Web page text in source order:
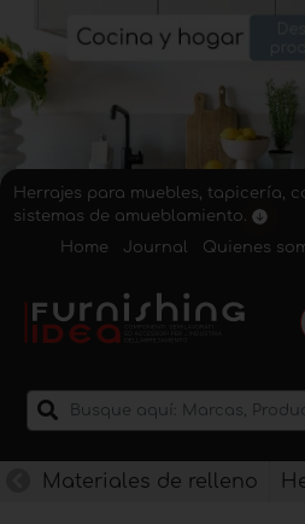
Herrajes para muebles, tapicería,
sistemas de amueblamiento.
Home
Journal Quienes
Materiales de relleno